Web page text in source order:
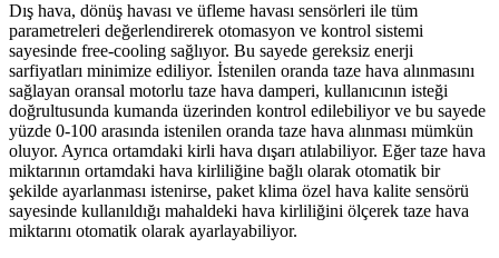
Dış hava, dönüş havası ve üfleme havası sensörleri ile tüm
parametreleri değerlendirerek otomasyon ve kontrol sistemi
sayesinde free-cooling sağlıyor. Bu sayede gereksiz enerji
sarfiyatları minimize ediliyor. İstenilen oranda taze hava alınmasını
sağlayan oransal motorlu taze hava damperi, kullanıcının isteği
doğrultusunda kumanda üzerinden kontrol edilebiliyor ve bu sayede
yüzde 0-100 arasında istenilen oranda taze hava alınması mümkün
oluyor. Ayrıca ortamdaki kirli hava dışarı atılabiliyor. Eğer taze hava
miktarının ortamdaki hava kirliliğine bağlı olarak otomatik bir
şekilde ayarlanması istenirse, paket klima özel hava kalite sensörü
sayesinde kullanıldığı mahaldeki hava kirliliğini ölçerek taze hava
miktarını otomatik olarak ayarlayabiliyor.